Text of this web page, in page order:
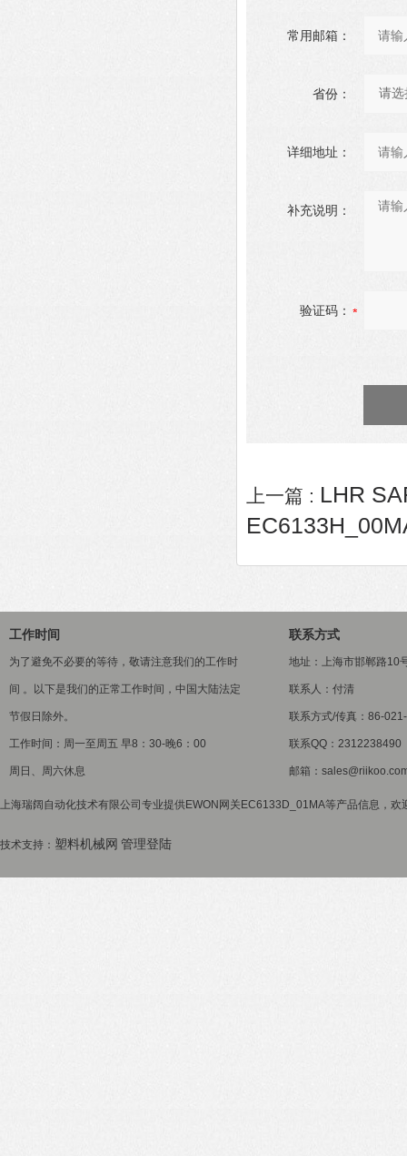
常用邮箱：
省份：
详细地址：
补充说明：
验证码：
上一篇 : LHR
工作时间
为了避免不必要的等待，敬请注意我们的工作时
间 。以下是我们的正常工作时间，中国大陆法定
节假日除外。
工作时间：周一至周五 早8：30-晚6：00
周日、周六休息
联系方式
地址：上海市邯郸路10
联系人：付清
联系方式/传真：86-
联系QQ：2312238490
邮箱：
上海瑞阔自动化技术有限公司专业提供EWON网关EC6133D_01MA等产品信息，欢
技术支持： 塑料机械网 管理登陆